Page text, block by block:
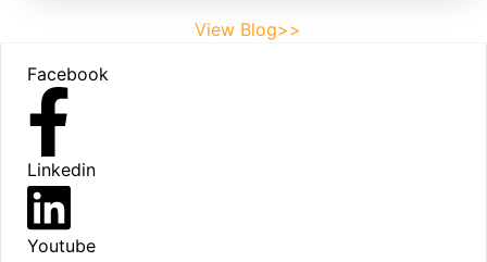
View Blog>>
Facebook
Linkedin
Youtube